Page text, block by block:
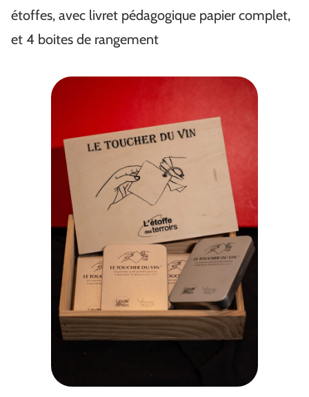
étoffes, avec livret pédagogique papier complet,
et 4 boites de rangement